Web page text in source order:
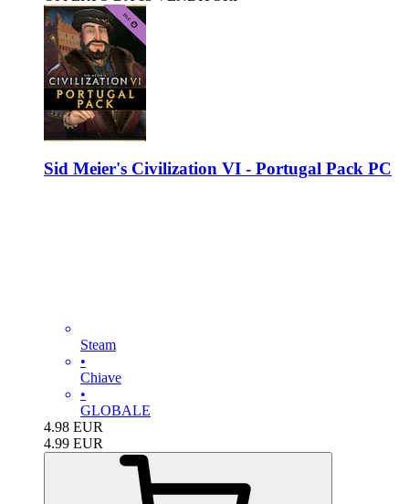
Sid Meier's Civilization VI - Portugal Pack PC
Steam
•
Chiave
•
GLOBALE
4.98 EUR
4.99 EUR